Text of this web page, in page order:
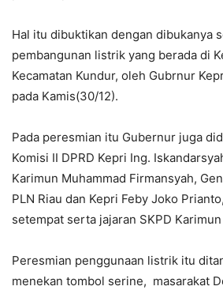
Hal itu dibuktikan dengan dibukanya
pembangunan listrik yang berada di
Kecamatan Kundur, oleh Gubrnur
pada Kamis(30/12).
Pada peresmian itu Gubernur juga
Komisi II DPRD Kepri Ing.
Karimun Muhammad Firmansyah,
PLN Riau dan Kepri Feby Joko
setempat serta jajaran SKPD
Peresmian penggunaan listrik itu
menekan tombol serine, masarakat